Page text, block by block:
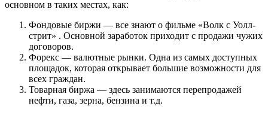
основном в таких местах, как:
Фондовые биржи — все знают о фильме «Волк с Уолл-
стрит» . Основной заработок приходит с продажи чужих
договоров.
Форекс — валютные рынки. Одна из самых доступных
площадок, которая открывает большие возможности для
всех граждан.
Товарная биржа — здесь занимаются перепродажей
нефти, газа, зерна, бензина и т.д.